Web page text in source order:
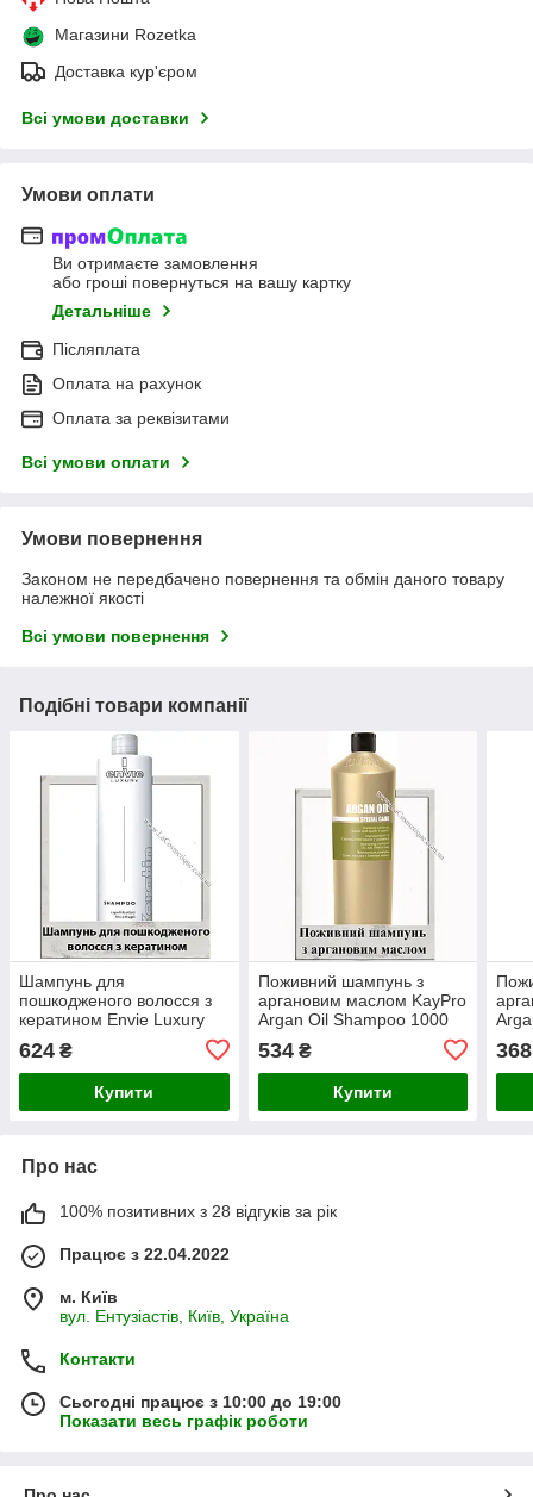
Магазини Rozetka
Доставка кур'єром
Всі умови доставки
Умови оплати
Ви отримаєте замовлення
або гроші повернуться на вашу картку
Детальніше
Післяплата
Оплата на рахунок
Оплата за реквізитами
Всі умови оплати
Умови повернення
Законом не передбачено повернення та обмін даного товару
належної якості
Всі умови повернення
Подібні товари компанії
Шампунь для
пошкодженого волосся з
кератином Envie Luxury
Keratin Shampoo 250 мл
624 ₴
Купити
Поживний шампунь з
аргановим маслом KayPro
Argan Oil Shampoo 1000
534₴
Купити
368
Про нас
100% позитивних з 28 відгуків за рік
Працює з 22.04.2022
м. Київ
вул. Ентузіастів, Київ, Україна
Контакти
Сьогодні працює з 10:00 до 19:00
Показати весь графік роботи